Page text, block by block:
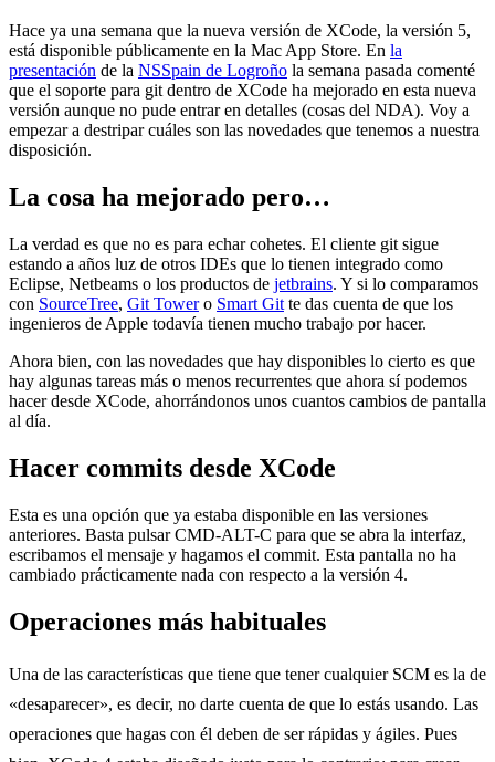
Hace ya una semana que la nueva versión de XCode, la versión 5,
está disponible públicamente en la Mac App Store. En la
presentación de la NSSpain de Logroño la semana pasada comenté
que el soporte para git dentro de XCode ha mejorado en esta nueva
versión aunque no pude entrar en detalles (cosas del NDA). Voy a
empezar a destripar cuáles son las novedades que tenemos a nuestra
disposición.
La cosa ha mejorado pero…
La verdad es que no es para echar cohetes. El cliente git sigue
estando a años luz de otros IDEs que lo tienen integrado como
Eclipse, Netbeams o los productos de jetbrains. Y si lo comparamos
con SourceTree, Git Towero Smart Git te das cuenta de que los
ingenieros de Apple todavía tienen mucho trabajo por hacer.
Ahora bien, con las novedades que hay disponibles lo cierto es que
hay algunas tareas más o menos recurrentes que ahora sí podemos
hacer desde XCode, ahorrándonos unos cuantos cambios de pantalla
al día.
Hacer commits desde XCode
Esta es una opción que ya estaba disponible en las versiones
anteriores. Basta pulsar CMD-ALT-C para que se abra la interfaz,
escribamos el mensaje y hagamos el commit. Esta pantalla no ha
cambiado prácticamente nada con respecto a la versión 4.
Operaciones más habituales
Una de las características que tiene que tener cualquier SCM es la de
«desaparecer», es decir, no darte cuenta de que lo estás usando. Las
operaciones que hagas con él deben de ser rápidas y ágiles. Pues